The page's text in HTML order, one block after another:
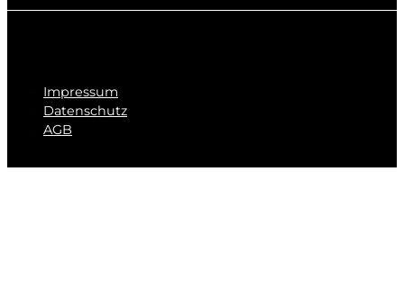
Impressum
Datenschutz
AGB